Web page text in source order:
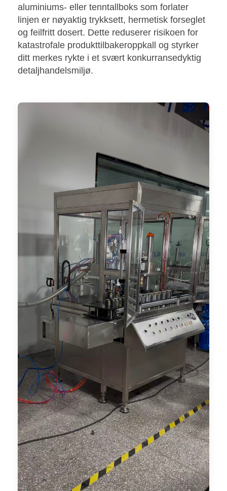
aluminiums- eller tenntallboks som forlater
linjen er nøyaktig trykksett, hermetisk forseglet
og feilfritt dosert. Dette reduserer risikoen for
katastrofale produkttilbakeroppkall og styrker
ditt merkes rykte i et svært konkurransedyktig
detaljhandelsmiljø.